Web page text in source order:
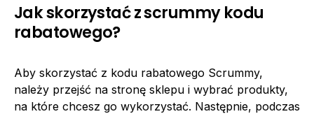
Jak skorzystać z scrummy kodu
rabatowego?
Aby skorzystać z kodu rabatowego Scrummy,
należy przejść na stronę sklepu i wybrać produkty,
na które chcesz go wykorzystać. Następnie, podczas